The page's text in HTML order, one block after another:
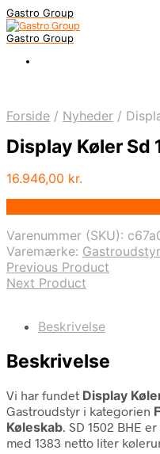
Gastro Group
Gastro Group
Forside / Nyheder /
Display Køler Sd
16.946,00 kr.
Varenummer (SKU):
Varemærke: Gastroudstyr
Previous Product
Next Product
Beskrivelse
Beskrivelse
Vi har fundet Display
Gastroudstyr i kategorien
Køleskab. SD 1502 BHE
med 1383 netto liter